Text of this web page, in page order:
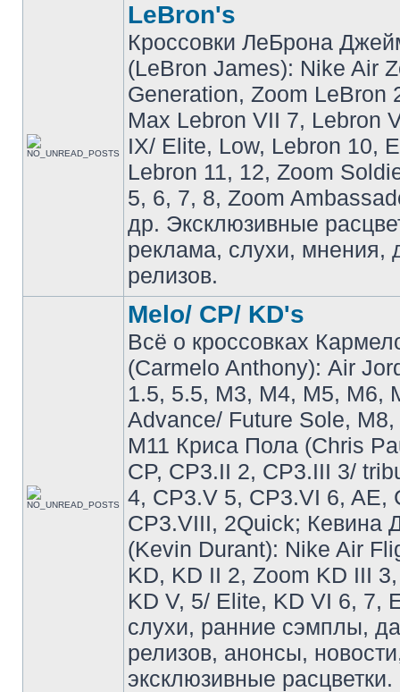
LeBron's
Кроссовки ЛеБрона
(LeBron James): Nike Air
Generation, Zoom LeBron
Max Lebron VII 7, Lebron
IX/ Elite, Low, Lebron 10,
Lebron 11, 12, Zoom
5, 6, 7, 8, Zoom
др. Эксклюзивные
реклама, слухи, мнения,
релизов.
Melo/ CP/ KD's
Всё о кроссовках
(Carmelo Anthony): Air
1.5, 5.5, M3, M4, M5, M6,
Advance/ Future Sole,
M11 Криса Пола (Chris
CP, CP3.II 2, CP3.III 3/
4, CP3.V 5, CP3.VI 6, AE,
CP3.VIII, 2Quick; Кевина
(Kevin Durant): Nike Air
KD, KD II 2, Zoom KD III
KD V, 5/ Elite, KD VI 6, 7,
слухи, ранние сэмплы,
релизов, анонсы,
эксклюзивные расцветки.